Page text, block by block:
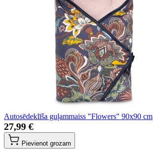
Autosēdeklīša guļammaiss "Flowers" 90x90 cm
27,99 €
Pievienot grozam